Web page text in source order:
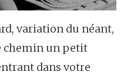
variation du néant,
chemin un petit
dans votre